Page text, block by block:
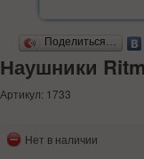
Поделиться…
Наушники
Артикул: 1733
Нет в наличии